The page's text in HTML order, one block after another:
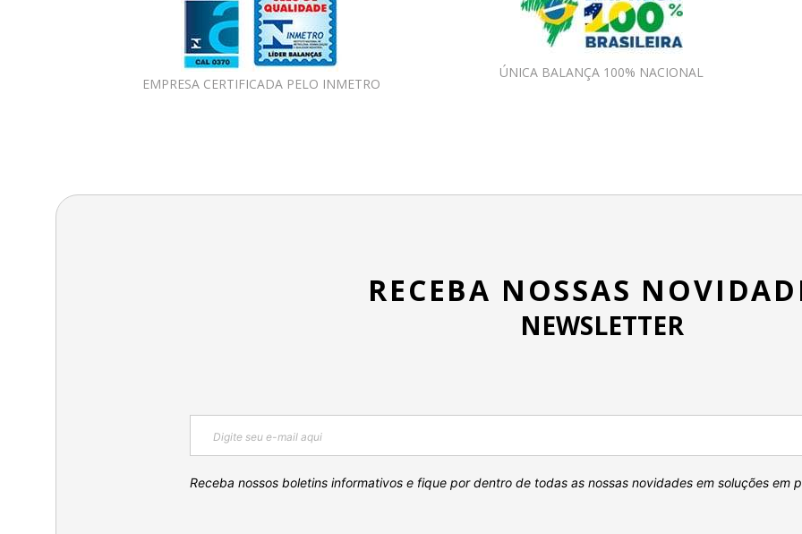
EMPRESA CERTIFICADA PELO INMETRO
ÚNICA BALANÇA 100% NACIONAL
RECEBA NOSSAS
NEWSLETTER
Receba nossos boletins informativos e fique por dentro de todas as nossas novidades em soluções em